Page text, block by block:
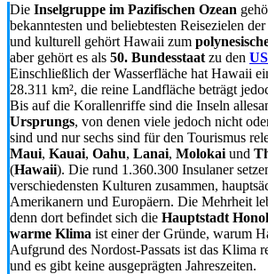
Die Inselgruppe im Pazifischen Ozean
bekanntesten und beliebtesten Reisezielen
und kulturell gehört Hawaii zum
aber gehört es als 50. Bundesstaat zu den
Einschließlich der Wasserfläche hat Hawaii
28.311 km², die reine Landfläche beträgt
Bis auf die Korallenriffe sind die Inseln
Ursprungs, von denen viele jedoch nicht
sind und nur sechs sind für den Tourismus
Maui, Kauai, Oahu, Lanai, Molokai und
(Hawaii). Die rund 1.360.300 Insulaner
verschiedensten Kulturen zusammen,
Amerikanern und Europäern. Die Mehrheit
denn dort befindet sich die Hauptstadt
warme Klima ist einer der Gründe, warum
Aufgrund des Nordost-Passats ist das Klima
und es gibt keine ausgeprägten Jahreszeiten.